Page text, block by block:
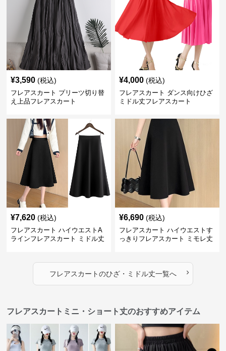
¥3,590 (税込)
フレアスカート プリーツ切り替
え上品フレアスカート
¥4,000 (税込)
フレアスカート ダンス向けひざ
ミドル丈フレアスカート
¥7,620 (税込)
フレアスカート ハイウエストA
ラインフレアスカート ミドル丈
¥6,690 (税込)
フレアスカート ハイウエストす
っきりフレアスカート ミモレ丈
フレアスカートのひざ・ミドル丈一覧へ ›
フレアスカートミニ・ショート丈のおすすめアイテム